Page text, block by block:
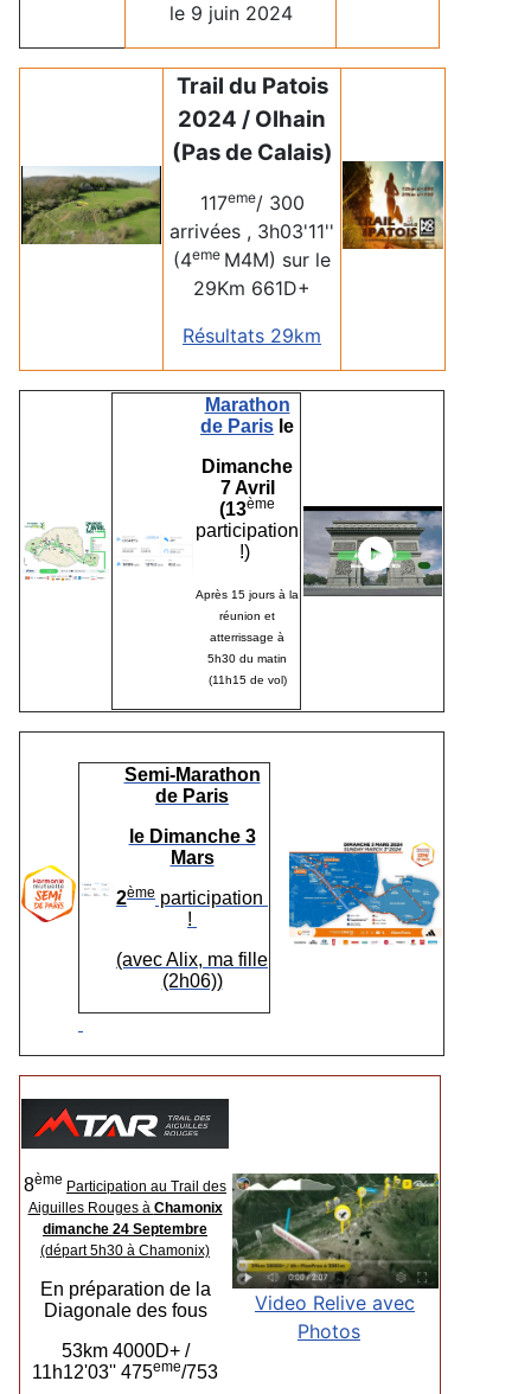
le 9 juin 2024
Trail du Patois
2024 / Olhain
(Pas de Calais)
117eme/ 300
arrivées , 3h03'11''
(4eme M4M) sur le
29Km 661D+
Résultats 29km
Marathon
de Paris le
Dimanche
7 Avril
(13ème
participation
!)
Après 15 jours à la
réunion et
atterrissage à
5h30 du matin
(11h15 de vol)
Semi-Marathon
de Paris
le Dimanche 3
Mars
2ème participation
!
(avec Alix, ma fille
(2h06))
8ème Participation au Trail des
Aiguilles Rouges à Chamonix
dimanche 24 Septembre
(départ 5h30 à Chamonix)
En préparation de la
Diagonale des fous
53km 4000D+ /
11h12'03'' 475eme/753
Video Relive avec
Photos